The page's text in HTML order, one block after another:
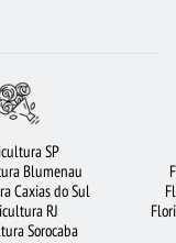
VIOLETA
PORTO ALEGRE
BRANCAS
SP
Blumenau
Caxias do Sul
RJ
Sorocaba